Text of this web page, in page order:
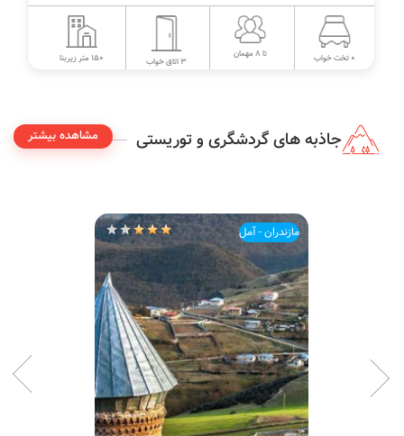
0 تخت خواب تا 8 مهمان
3 اتاق خواب 150 متر زیربنا
جاذبه های گردشگری و توریستی مشاهده بیشتر
مازندران - آمل